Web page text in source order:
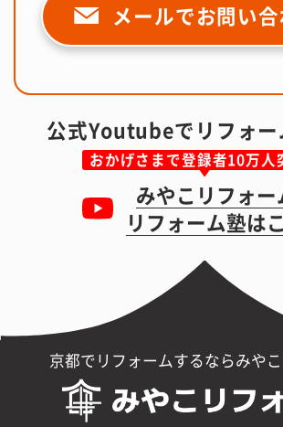
メールでお問い
公式Youtubeでリフォー
おかげさまで登録者10万人
みやこリフォー
リフォーム塾は
京都でリフォームするならみや